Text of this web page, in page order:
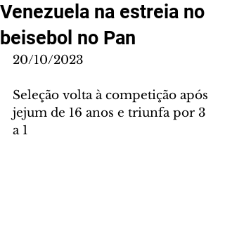
Venezuela na estreia no
beisebol no Pan
20/10/2023
Seleção volta à competição após
jejum de 16 anos e triunfa por 3
a 1